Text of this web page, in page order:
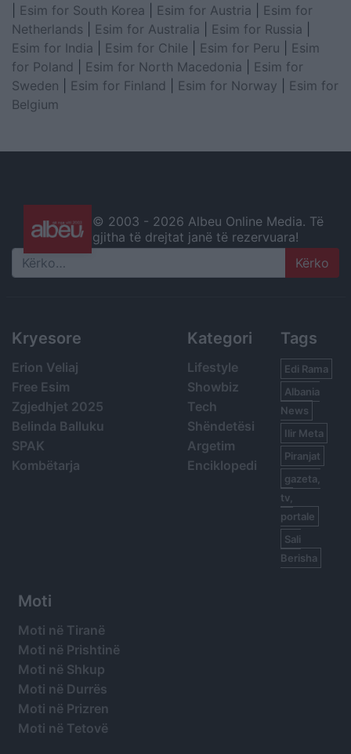
Esim for South Korea Esim for Austria
Esim for
Netherlands
Esim for Australia Esim for Russia
Esim for India
Esim for Chile Esim for Peru
Esim
for Poland
Esim for North Macedonia
Esim for
Sweden
Esim for Finland Esim for Norway
Esim for
Belgium
© 2003 - 2026 Albeu Online Media. Të
gjitha të drejtat janë të rezervuara!
Search
Kryesore
Erion Veliaj
Free Esim
Zgjedhjet 2025
Belinda Balluku
SPAK
Kombëtarja
Kategori
Lifestyle
Showbiz
Tech
Shëndetësi
Argetim
Enciklopedi
Tags
Edi Rama
Albania
News
Ilir Meta
Piranjat
gazeta,
tv,
portale
Sali
Berisha
Moti
Moti në Tiranë
Moti në Prishtinë
Moti në Shkup
Moti në Durrës
Moti në Prizren
Moti në Tetovë